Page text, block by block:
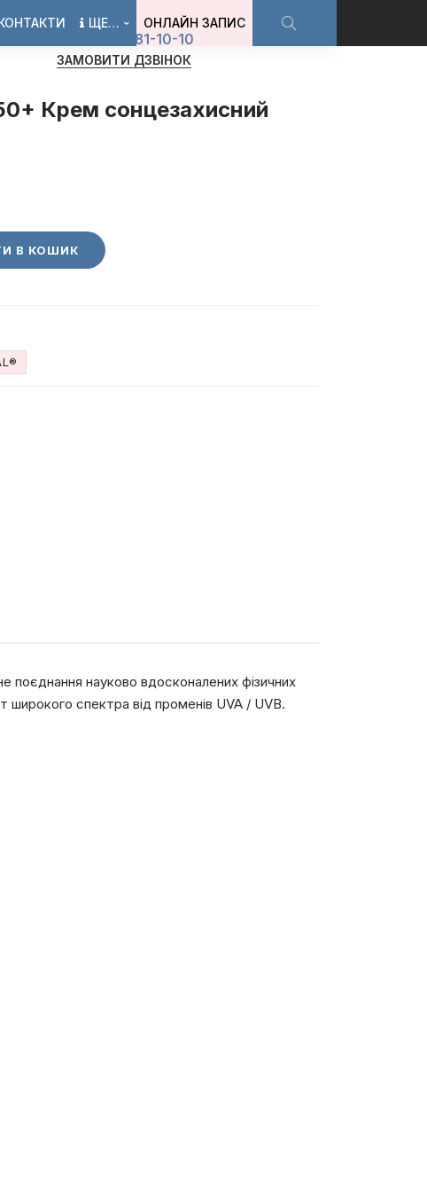
+38 (068) 581-10-10
ЗАМОВИТИ ДЗВІНОК
ЩЕ… ОНЛАЙН ЗАПИС
Крем сонцезахисний
В КОШИК
поєднання науково вдосконалених фізичних
широкого спектра від променів UVA / UVB.